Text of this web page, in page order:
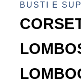
BUSTI E